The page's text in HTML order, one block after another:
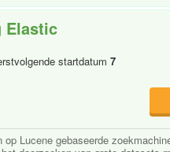
Elastic
startdatum 7
op Lucene gebaseerde